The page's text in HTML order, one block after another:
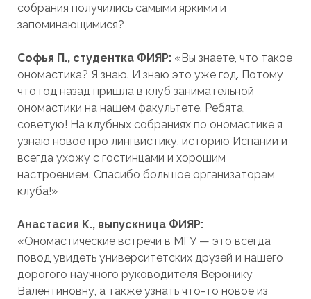
собрания получились самыми яркими и
запоминающимися?
Софья П., студентка ФИЯР:«Вы знаете, что такое
ономастика? Я знаю. И знаю это уже год. Потому
что год назад пришла в клуб занимательной
ономастики на нашем факультете. Ребята,
советую! На клубных собраниях по ономастике я
узнаю новое про лингвистику, историю Испании и
всегда ухожу с гостинцами и хорошим
настроением. Спасибо большое организаторам
клуба!»
Анастасия К., выпускница ФИЯР:
«Ономастические встречи в МГУ — это всегда
повод увидеть университетских друзей и нашего
дорогого научного руководителя Веронику
Валентиновну, а также узнать что-то новое из